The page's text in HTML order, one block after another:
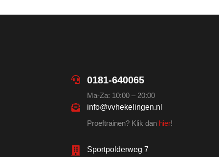
0181-640065
Ma-Za: 10:00 – 20:00
info@vvhekelingen.nl
Proeftrainen? Klik dan hier!
Sportpolderweg 7